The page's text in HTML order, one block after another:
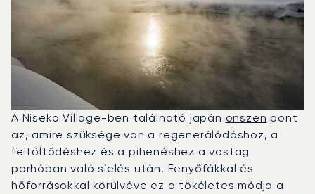
A Niseko Village-ben található japán onszen pont
az, amire szüksége van a regenerálódáshoz, a
feltöltődéshez és a pihenéshez a vastag
porhóban való síelés után. Fenyőfákkal és
hőforrásokkal körülvéve ez a tökéletes módja a